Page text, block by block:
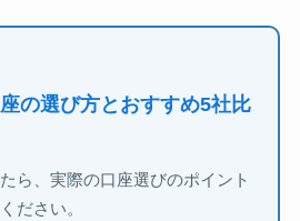
座の選び方とおすすめ5社比
ら、実際の口座選びのポイント
ださい。